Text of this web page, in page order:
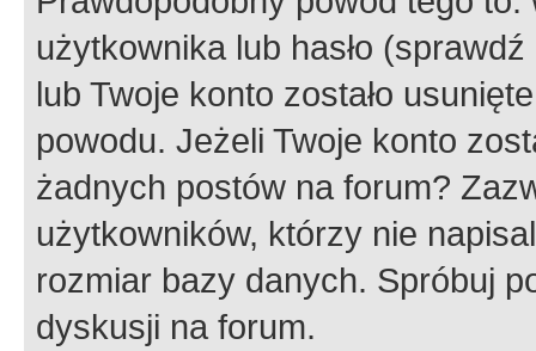
użytkownika lub hasło
lub Twoje konto zostało
powodu. Jeżeli Twoje konto
żadnych postów na forum?
użytkowników, którzy nie
rozmiar bazy danych. Spróbuj
dyskusji na forum.